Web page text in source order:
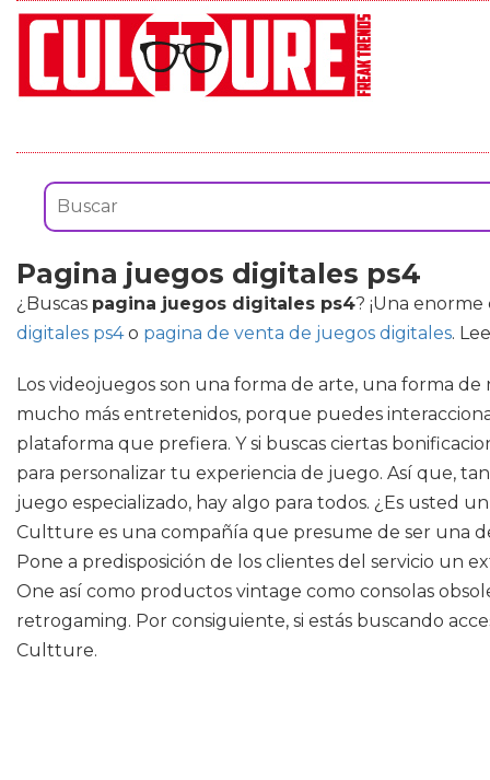
Pagina juegos digitales ps4
¿Buscas pagina juegos digitales ps4? ¡Una
digitales ps4o pagina de venta de juegos digitales.
Los videojuegos son una forma de arte, una forma
mucho más entretenidos, porque puedes
plataforma que prefiera. Y si buscas ciertas
para personalizar tu experiencia de juego. Así que,
juego especializado, hay algo para todos. ¿Es usted
Cultture es una compañía que presume de ser una
Pone a predisposición de los clientes del servicio un
One así como productos vintage como consolas
retrogaming. Por consiguiente, si estás buscando
Cultture.